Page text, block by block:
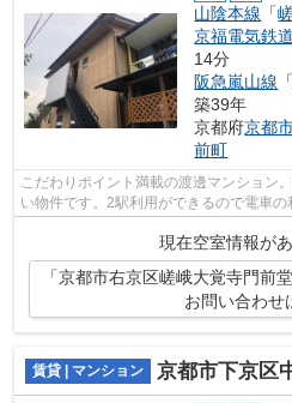
山陰本線 「
京福電気鉄
14分
阪急嵐山線 「
築39年
京都府京都
前町
こだわりポイント満載の渡邊マンション
い物件です。2駅利用ができるので電車の
ちらの物件はマンションです。京都市右...
現在空室情報があ
「京都市右京区嵯峨大覚寺門前
お問い合わせ
賃貸 | マンション 京都市下京区中堂